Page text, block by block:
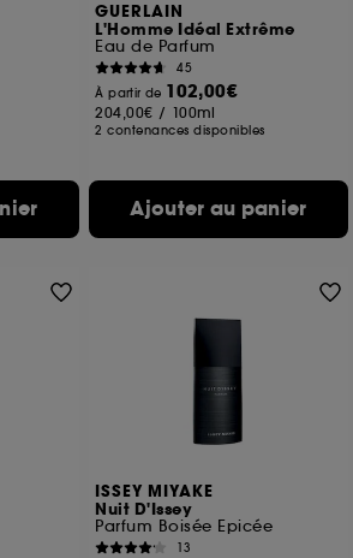
GUERLAIN
L'Homme Idéal Extrême
Eau de Parfum
45
À partir de 102,00€
204,00€ / 100ml
2 contenances disponibles
Ajouter au panier
ISSEY MIYAKE
Nuit D'Issey
Parfum Boisée Epicée
13